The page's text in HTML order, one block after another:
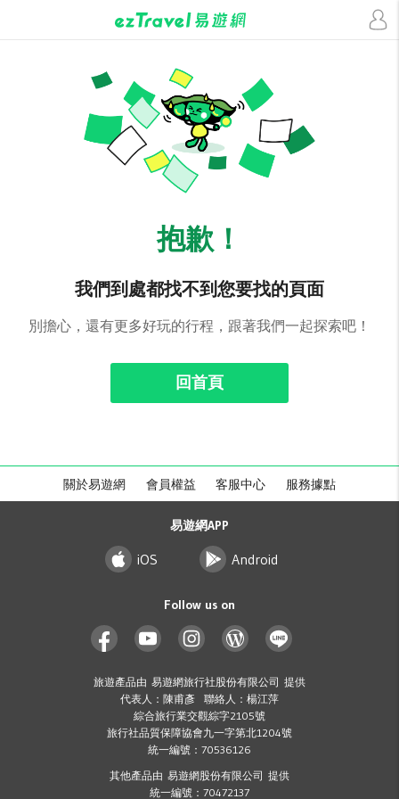
抱歉！
我們到處都找不到您要找的頁面
別擔心，還有更多好玩的行程，跟著我們一起探索吧！
回首頁
關於易遊網 會員權益 客服中心 服務據點
易遊網APP
iOS Android
Follow us on
旅遊產品由 易遊網旅行社股份有限公司 提供
代表人：陳甫彥 聯絡人：楊江萍
綜合旅行業交觀綜字2105號
旅行社品質保障協會九一字第北1204號
統一編號：70536126
其他產品由 易遊網股份有限公司 提供
統一編號：70472137